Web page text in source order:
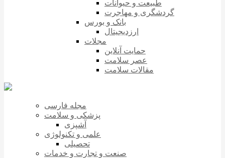
طبیعت و حیوانات
گردشگری و مهاجرت
بانک و بورس
ارزدیجیتال
مجلات
حمایت آنلاین
عصر سلامت
مقالات سلامت
مجله فارسی
پزشکی و سلامت
آشپزی
علمی و تکنولوژی
تحصیلی
صنعت و تجارت و خدمات